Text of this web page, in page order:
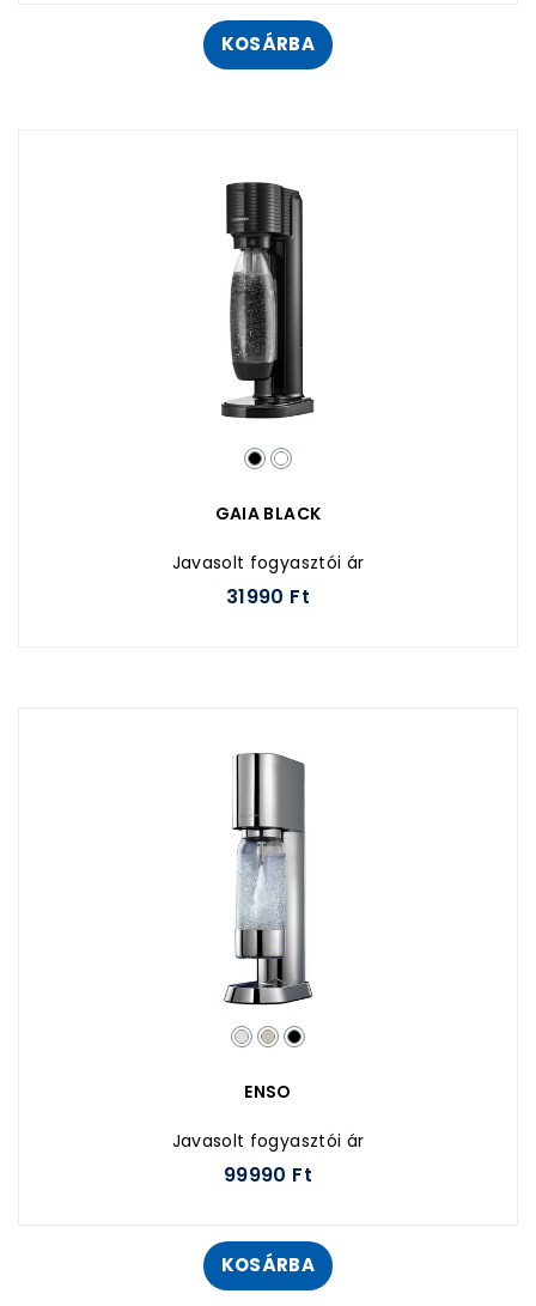
KOSÁRBA
GAIA BLACK
Javasolt fogyasztói ár
31990 Ft
ENSO
Javasolt fogyasztói ár
99990 Ft
KOSÁRBA